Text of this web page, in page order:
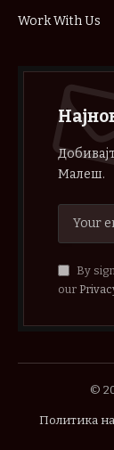
Work With Us
Малеш.
By
our
©
Политика